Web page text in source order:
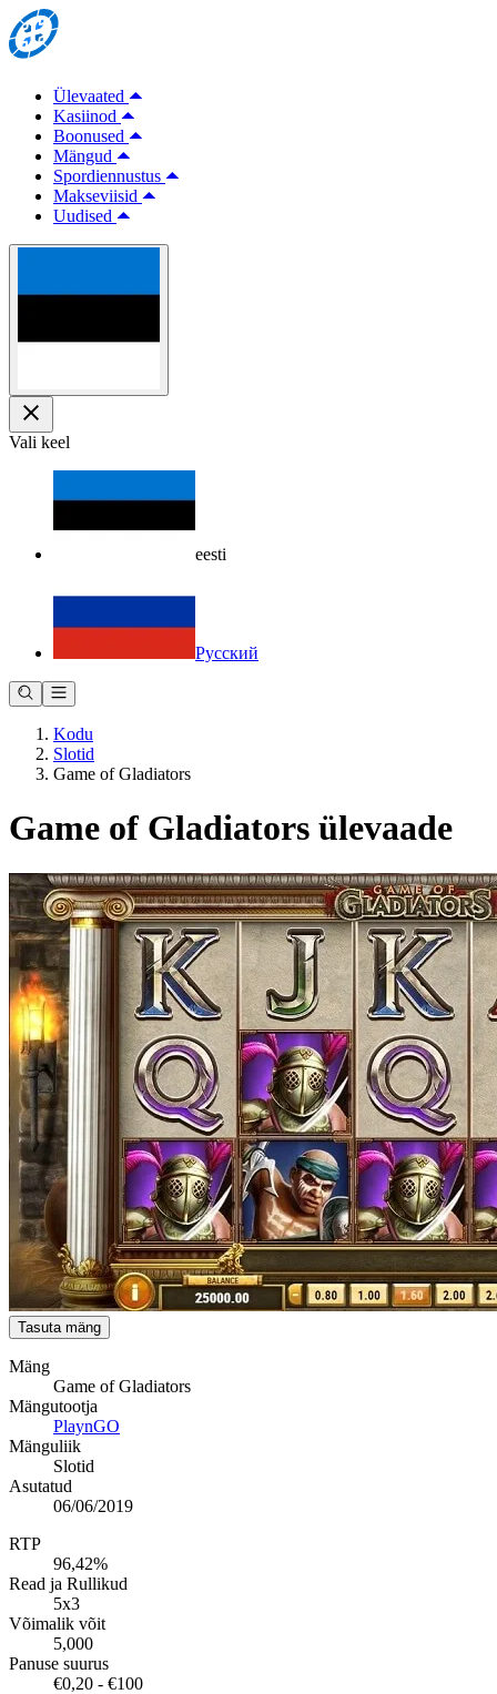
Ülevaated
Kasiinod
Boonused
Mängud
Spordiennustus
Makseviisid
Uudised
Vali keel
eesti
Русский
Kodu
Slotid
Game of Gladiators
Game of Gladiators ülevaade
Tasuta mäng
Mäng
Game of Gladiators
Mängutootja
PlaynGO
Mänguliik
Slotid
Asutatud
06/06/2019
RTP
96,42%
Read ja Rullikud
5x3
Võimalik võit
5,000
Panuse suurus
€0,20 - €100